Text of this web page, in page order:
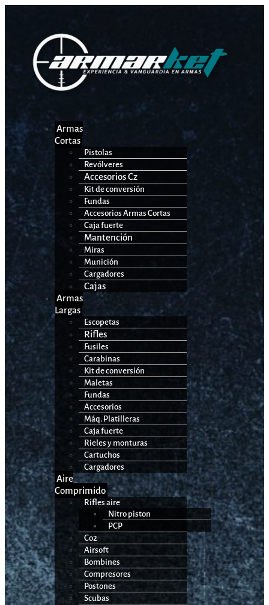
Armas
Cortas
Pistolas
Revólveres
Accesorios Cz
Kit de conversión
Fundas
Accesorios Armas Cortas
Caja fuerte
Mantención
Miras
Munición
Cargadores
Cajas
Armas
Largas
Escopetas
Rifles
Fusiles
Carabinas
Kit de conversión
Maletas
Fundas
Accesorios
Máq. Platilleras
Caja fuerte
Rieles y monturas
Cartuchos
Cargadores
Aire
Comprimido
Rifles aire
Nitro piston
PCP
Co2
Airsoft
Bombines
Compresores
Postones
Scubas